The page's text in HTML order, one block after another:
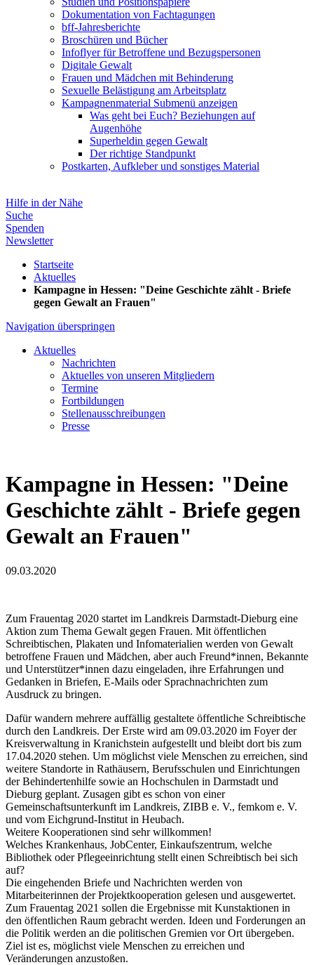
Dokumentation von Fachtagungen
bff-Jahresberichte
Broschüren und Bücher
Infoflyer für Betroffene und Bezugspersonen
Digitale Gewalt
Frauen und Mädchen mit Behinderung
Sexuelle Belästigung am Arbeitsplatz
Kampagnenmaterial Submenü anzeigen
Was geht bei Euch? Beziehungen auf
Augenhöhe
Superheldin gegen Gewalt
Der richtige Standpunkt
Postkarten, Aufkleber und sonstiges Material
Hilfe in der Nähe
Suche
Spenden
Newsletter
Startseite
Aktuelles
Kampagne in Hessen: "Deine Geschichte zählt - Briefe
gegen Gewalt an Frauen"
Navigation überspringen
Aktuelles
Nachrichten
Aktuelles von unseren Mitgliedern
Termine
Fortbildungen
Stellenausschreibungen
Presse
Kampagne in Hessen: "Deine
Geschichte zählt - Briefe gegen
Gewalt an Frauen"
09.03.2020
Zum Frauentag 2020 startet im Landkreis Darmstadt-Dieburg eine
Aktion zum Thema Gewalt gegen Frauen. Mit öffentlichen
Schreibtischen, Plakaten und Infomaterialien werden von Gewalt
betroffene Frauen und Mädchen, aber auch Freund*innen, Bekannte
und Unterstützer*innen dazu eingeladen, ihre Erfahrungen und
Gedanken in Briefen, E-Mails oder Sprachnachrichten zum
Ausdruck zu bringen.
Dafür wandern mehrere auffällig gestaltete öffentliche Schreibtische
durch den Landkreis. Der Erste wird am 09.03.2020 im Foyer der
Kreisverwaltung in Kranichstein aufgestellt und bleibt dort bis zum
17.04.2020 stehen. Um möglichst viele Menschen zu erreichen, sind
weitere Standorte in Rathäusern, Berufsschulen und Einrichtungen
der Behindertenhilfe sowie an Hochschulen in Darmstadt und
Dieburg geplant. Zusagen gibt es schon von einer
Gemeinschaftsunterkunft im Landkreis, ZIBB e. V., femkom e. V.
und vom Eichgrund-Institut in Heubach.
Weitere Kooperationen sind sehr willkommen!
Welches Krankenhaus, JobCenter, Einkaufszentrum, welche
Bibliothek oder Pflegeeinrichtung stellt einen Schreibtisch bei sich
auf?
Die eingehenden Briefe und Nachrichten werden von
Mitarbeiterinnen der Projektkooperation gelesen und ausgewertet.
Zum Frauentag 2021 sollen die Ergebnisse mit Kunstaktionen in
den öffentlichen Raum gebracht werden. Ideen und Forderungen an
die Politik werden an die politischen Gremien vor Ort übergeben.
Ziel ist es, möglichst viele Menschen zu erreichen und
Veränderungen anzustoßen.